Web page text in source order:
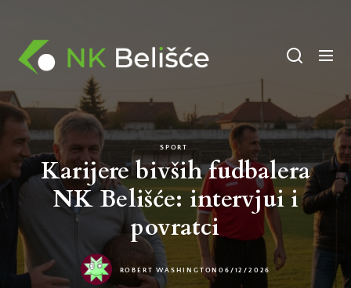
content
SPORT
Karijere bivših fudbalera
NK Belišće: intervjui i
povratci
ROBERT WASHINGTON06/12/2026